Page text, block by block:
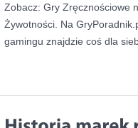
Zobacz: Gry Zręcznościowe
Żywotności. Na
gamingu znajdzie coś dla